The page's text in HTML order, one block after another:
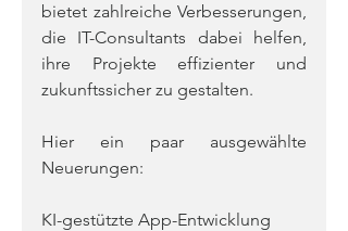
bietet zahlreiche Verbesserungen,
die IT-Consultants dabei helfen,
ihre Projekte effizienter und
zukunftssicher zu gestalten.
Hier ein paar ausgewählte
Neuerungen:
KI-gestützte App-Entwicklung